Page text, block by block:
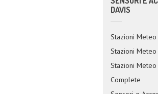
DAVIS
Stazioni Meteo
Stazioni Meteo
Stazioni Meteo
Complete